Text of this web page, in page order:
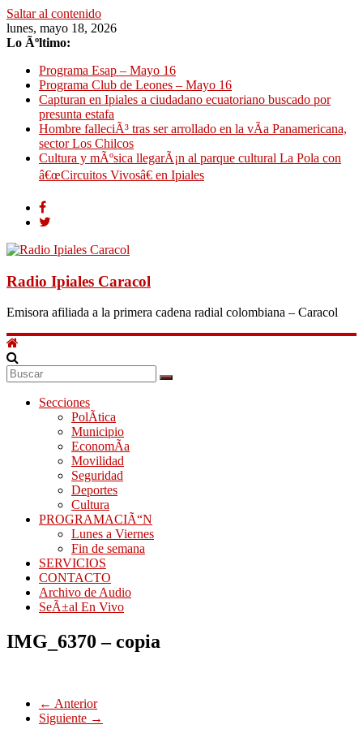
Saltar al contenido
lunes, mayo 18, 2026
Lo Ãºltimo:
Programa Esap – Mayo 16
Programa Club de Leones – Mayo 16
Capturan en Ipiales a ciudadano ecuatoriano buscado por
presunta estafa
Hombre falleciÃ³ tras ser arrollado en la vÃ­a Panamericana,
sector Los Chilcos
Cultura y mÃºsica llegarÃ¡n al parque cultural La Pola con
â€œCircuitos Vivosâ€ en Ipiales
Radio Ipiales Caracol
Emisora afiliada a la primera cadena radial colombiana – Caracol
Secciones
PolÃ­tica
Municipio
EconomÃ­a
Movilidad
Seguridad
Deportes
Cultura
PROGRAMACIÃ“N
Lunes a Viernes
Fin de semana
SERVICIOS
CONTACTO
Archivo de Audio
SeÃ±al En Vivo
IMG_6370 – copia
← Anterior
Siguiente →